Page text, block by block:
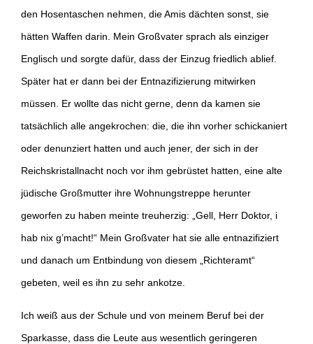
den Hosentaschen nehmen, die Amis dächten sonst, sie
hätten Waffen darin. Mein Großvater sprach als einziger
Englisch und sorgte dafür, dass der Einzug friedlich ablief.
Später hat er dann bei der Entnazifizierung mitwirken
müssen. Er wollte das nicht gerne, denn da kamen sie
tatsächlich alle angekrochen: die, die ihn vorher schickaniert
oder denunziert hatten und auch jener, der sich in der
Reichskristallnacht noch vor ihm gebrüstet hatten, eine alte
jüdische Großmutter ihre Wohnungstreppe herunter
geworfen zu haben meinte treuherzig: „Gell, Herr Doktor, i
hab nix g’macht!“ Mein Großvater hat sie alle entnazifiziert
und danach um Entbindung von diesem „Richteramt“
gebeten, weil es ihn zu sehr ankotze.
Ich weiß aus der Schule und von meinem Beruf bei der
Sparkasse, dass die Leute aus wesentlich geringeren